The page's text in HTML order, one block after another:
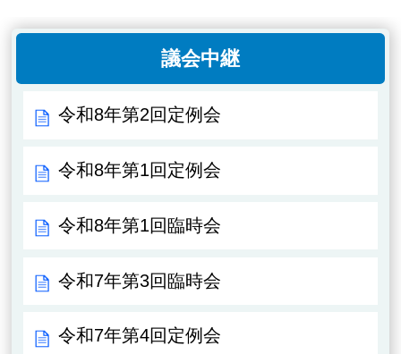
議会中継
令和8年第2回定例会
令和8年第1回定例会
令和8年第1回臨時会
令和7年第3回臨時会
令和7年第4回定例会